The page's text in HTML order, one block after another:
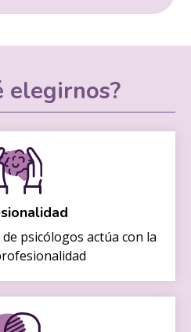
elegirnos?
psicólogos actúa con la